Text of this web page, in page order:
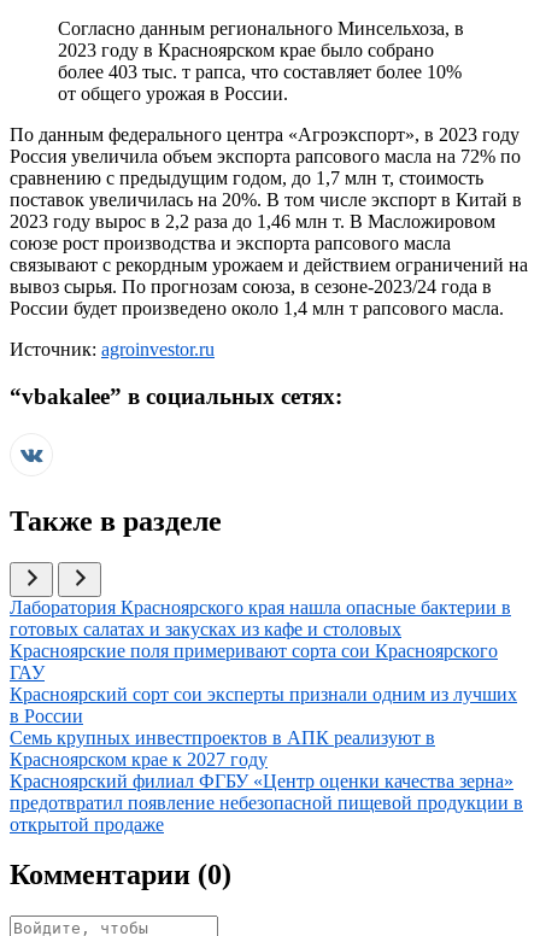
Согласно данным регионального Минсельхоза, в
2023 году в Красноярском крае было собрано
более 403 тыс. т рапса, что составляет более 10%
от общего урожая в России.
По данным федерального центра «Агроэкспорт», в 2023 году
Россия увеличила объем экспорта рапсового масла на 72% по
сравнению с предыдущим годом, до 1,7 млн т, стоимость
поставок увеличилась на 20%. В том числе экспорт в Китай в
2023 году вырос в 2,2 раза до 1,46 млн т. В Масложировом
союзе рост производства и экспорта рапсового масла
связывают с рекордным урожаем и действием ограничений на
вывоз сырья. По прогнозам союза, в сезоне-2023/24 года в
России будет произведено около 1,4 млн т рапсового масла.
Источник: agroinvestor.ru
“vbakalee” в социальных сетях:
Также в разделе
Иллюстрация новости
Лаборатория Красноярского края нашла опасные бактерии в
готовых салатах и закусках из кафе и столовых
Иллюстрация новости
Красноярские поля примеривают сорта сои Красноярского
ГАУ
Иллюстрация новости
Красноярский сорт сои эксперты признали одним из лучших
в России
Иллюстрация новости
Семь крупных инвестпроектов в АПК реализуют в
Красноярском крае к 2027 году
Иллюстрация новости
Красноярский филиал ФГБУ «Центр оценки качества зерна»
предотвратил появление небезопасной пищевой продукции в
открытой продаже
Комментарии (0)